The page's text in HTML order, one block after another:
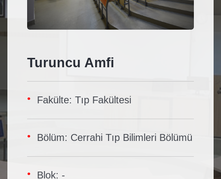
Turuncu Amfi
Fakülte: Tıp Fakültesi
Bölüm: Cerrahi Tıp Bilimleri Bölümü
Blok: -